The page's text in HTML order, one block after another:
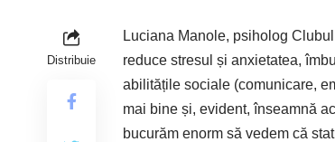
Distribuie
Luciana Manole, psiholog
reduce stresul și anxietatea,
abilitățile sociale (comunicare,
mai bine și, evident, înseamnă
bucurăm enorm să vedem că